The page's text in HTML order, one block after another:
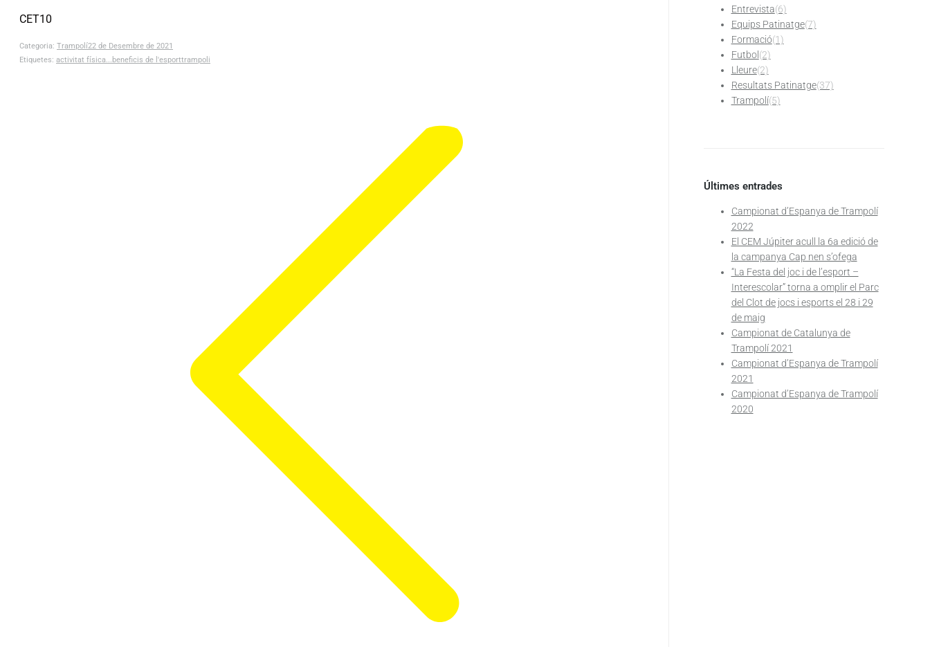
CET10
Categoria: Trampolí22 de Desembre de 2021
Etiquetes: activitat física... beneficis de l'esporttrampoli
Entrevista(6)
Equips Patinatge(7)
Formació(1)
Futbol(2)
Lleure(2)
Resultats Patinatge(37)
Trampolí(5)
Últimes entrades
Campionat d’Espanya de Trampolí
2022
El CEM Júpiter acull la 6a edició de
la campanya Cap nen s’ofega
“La Festa del joc i de l’esport –
Interescolar” torna a omplir el Parc
del Clot de jocs i esports el 28 i 29
de maig
Campionat de Catalunya de
Trampolí 2021
Campionat d’Espanya de Trampolí
2021
Campionat d’Espanya de Trampolí
2020